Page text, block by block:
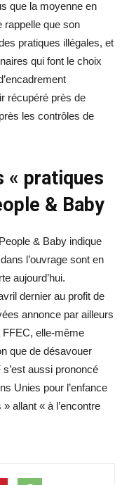
que la moyenne en
rappelle que son
pratiques illégales, et
qui font le choix
récupéré près de
les contrôles de
« pratiques
& Baby
& Baby indique
l’ouvrage sont en
aujourd’hui.
dernier au profit de
annonce par ailleurs
elle-même
que de désavouer
aussi prononcé
Unies pour l’enfance
allant « à l’encontre